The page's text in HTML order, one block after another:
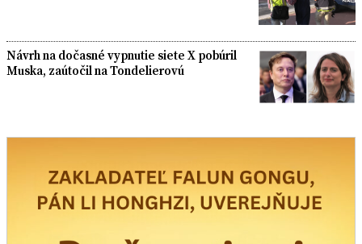
Návrh na dočasné vypnutie siete X pobúril
Muska, zaútočil na Tondelierovú